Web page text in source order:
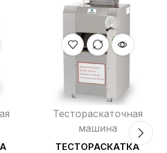
Тестораскаточная
машина
ТЕСТОРАСКАТКА